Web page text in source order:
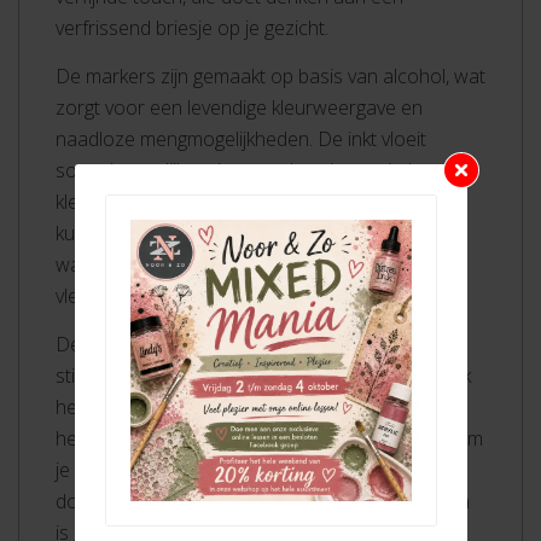
verfrissend briesje op je gezicht.
De markers zijn gemaakt op basis van alcohol, wat
zorgt voor een levendige kleurweergave en
naadloze mengmogelijkheden. De inkt vloeit
soepel en gelijkmatig, waardoor je moeiteloos
kleurlagen kunt opbouwen en prachtige effecten
kunt bereiken. Bovendien droogt de inkt snel,
waardoor je kunt werken zonder zorgen over
vlekken of uitlopen.
De handige draagdoos zorgt ervoor dat je je
stiften altijd georganiseerd en binnen handbereik
hebt. Of je nu thuis, onderweg of op locatie aan
het creëren bent, je hebt altijd alles bij de hand om
je artistieke visie tot leven te brengen. De stevige
doos beschermt je stiften tegen beschadiging en
is gemakkelijk mee te nemen.